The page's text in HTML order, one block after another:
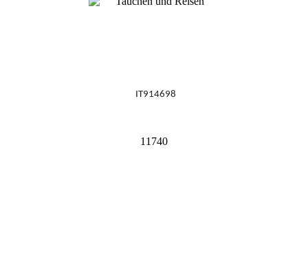
IT914698
11740